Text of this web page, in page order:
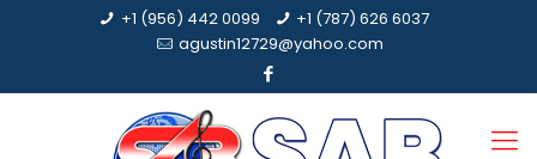
+1 (956) 442 0099
+1 (787) 626 6037
agustin12729@yahoo.com